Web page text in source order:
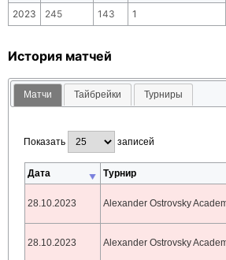
2023 245 143 1
История матчей
Матчи Тайбрейки Турниры
Показать записей
Дата Турнир
28.10.2023 Alexander Ostrovsky
28.10.2023 Alexander Ostrovsky